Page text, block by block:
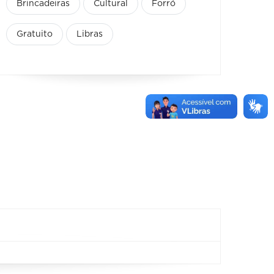
Brincadeiras Cultural Forró
Gratuito Libras